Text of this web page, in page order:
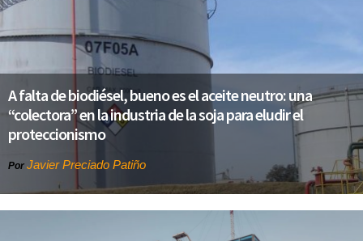
A falta de biodiésel, bueno es el aceite neutro: una
“colectora” en la industria de la soja para eludir el
proteccionismo
Por Javier Preciado Patiño